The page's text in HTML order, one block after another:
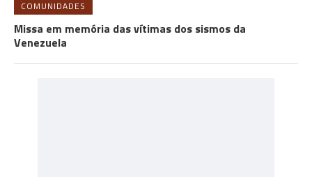
COMUNIDADES
Missa em memória das vítimas dos sismos da
Venezuela